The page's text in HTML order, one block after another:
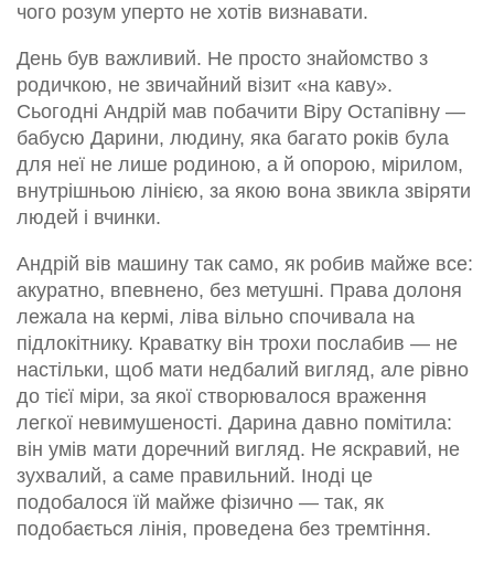
чого розум уперто не хотів визнавати.
День був важливий. Не просто знайомство з
родичкою, не звичайний візит «на каву».
Сьогодні Андрій мав побачити Віру Остапівну —
бабусю Дарини, людину, яка багато років була
для неї не лише родиною, а й опорою, мірилом,
внутрішньою лінією, за якою вона звикла звіряти
людей і вчинки.
Андрій вів машину так само, як робив майже все:
акуратно, впевнено, без метушні. Права долоня
лежала на кермі, ліва вільно спочивала на
підлокітнику. Краватку він трохи послабив — не
настільки, щоб мати недбалий вигляд, але рівно
до тієї міри, за якої створювалося враження
легкої невимушеності. Дарина давно помітила:
він умів мати доречний вигляд. Не яскравий, не
зухвалий, а саме правильний. Іноді це
подобалося їй майже фізично — так, як
подобається лінія, проведена без тремтіння.